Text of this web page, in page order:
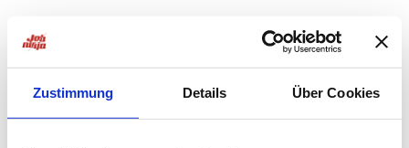
Zustimmung Details Über Cookies